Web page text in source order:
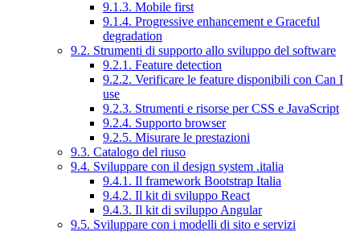
9.1.3. Mobile first
9.1.4. Progressive enhancement e Graceful
degradation
9.2. Strumenti di supporto allo sviluppo del software
9.2.1. Feature detection
9.2.2. Verificare le feature disponibili con Can I
use
9.2.3. Strumenti e risorse per CSS e JavaScript
9.2.4. Supporto browser
9.2.5. Misurare le prestazioni
9.3. Catalogo del riuso
9.4. Sviluppare con il design system .italia
9.4.1. Il framework Bootstrap Italia
9.4.2. Il kit di sviluppo React
9.4.3. Il kit di sviluppo Angular
9.5. Sviluppare con i modelli di sito e servizi